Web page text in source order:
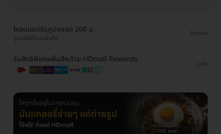
โหลดแอปรับคูปองลด 200 บ.
คูปองมีจำนวนจำกัด
โหลดเลย
รับสิทธิพิเศษเพิ่มอีกด้วย HDmall Rewards
ดูเพิ่ม